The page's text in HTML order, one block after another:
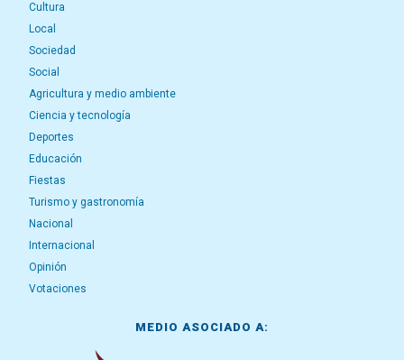
Cultura
Local
Sociedad
Social
Agricultura y medio ambiente
Ciencia y tecnología
Deportes
Educación
Fiestas
Turismo y gastronomía
Nacional
Internacional
Opinión
Votaciones
MEDIO ASOCIADO A: